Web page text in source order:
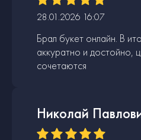
28.01.2026 16:07
Брал букет онлайн. В
аккуратно и достойно,
сочетаются
Николай